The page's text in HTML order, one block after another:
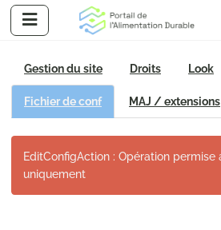
Gestion du site Droits Look
Fichier de conf MAJ / extensions
EditConfigAction : Opération
uniquement